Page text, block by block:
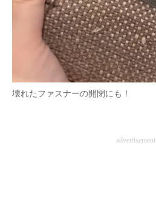
壊れたファスナーの開閉にも！
advertisement